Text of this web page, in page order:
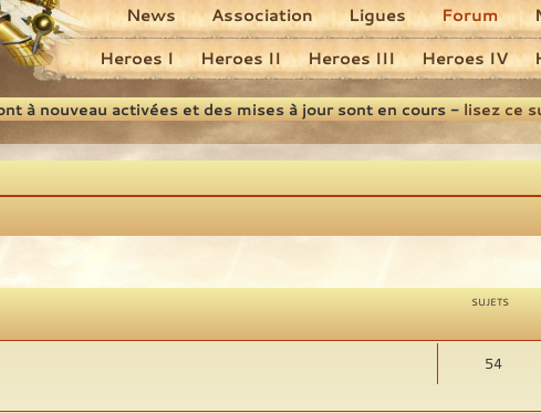
Heroes I Heroes II Heroes III Heroes IV
News Association Ligues Forum
à nouveau activées et des mises à jour sont en cours -lisez ce
SUJETS
54